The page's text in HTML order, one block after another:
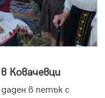
Ковачевци
в петък с